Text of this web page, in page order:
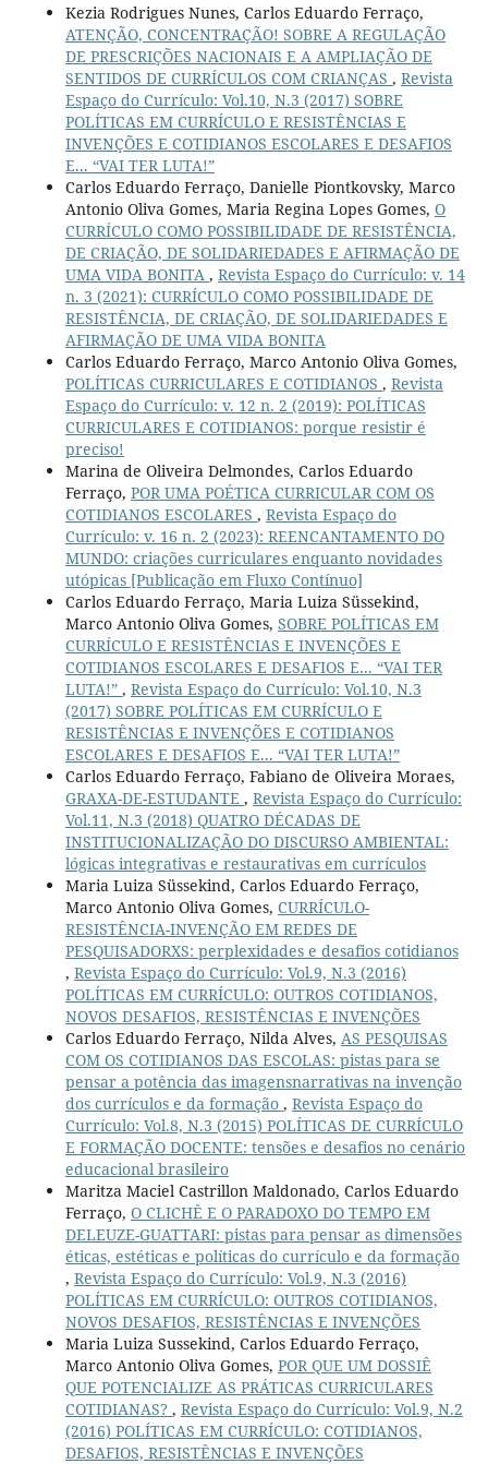
Kezia Rodrigues Nunes, Carlos Eduardo Ferraço,
ATENÇÃO, CONCENTRAÇÃO! SOBRE A REGULAÇÃO
DE PRESCRIÇÕES NACIONAIS E A AMPLIAÇÃO DE
SENTIDOS DE CURRÍCULOS COM CRIANÇAS , Revista
Espaço do Currículo: Vol.10, N.3 (2017) SOBRE
POLÍTICAS EM CURRÍCULO E RESISTÊNCIAS E
INVENÇÕES E COTIDIANOS ESCOLARES E DESAFIOS
E... “VAI TER LUTA!”
Carlos Eduardo Ferraço, Danielle Piontkovsky, Marco
Antonio Oliva Gomes, Maria Regina Lopes Gomes, O
CURRÍCULO COMO POSSIBILIDADE DE RESISTÊNCIA,
DE CRIAÇÃO, DE SOLIDARIEDADES E AFIRMAÇÃO DE
UMA VIDA BONITA , Revista Espaço do Currículo: v. 14
n. 3 (2021): CURRÍCULO COMO POSSIBILIDADE DE
RESISTÊNCIA, DE CRIAÇÃO, DE SOLIDARIEDADES E
AFIRMAÇÃO DE UMA VIDA BONITA
Carlos Eduardo Ferraço, Marco Antonio Oliva Gomes,
POLÍTICAS CURRICULARES E COTIDIANOS , Revista
Espaço do Currículo: v. 12 n. 2 (2019): POLÍTICAS
CURRICULARES E COTIDIANOS: porque resistir é
preciso!
Marina de Oliveira Delmondes, Carlos Eduardo
Ferraço, POR UMA POÉTICA CURRICULAR COM OS
COTIDIANOS ESCOLARES , Revista Espaço do
Currículo: v. 16 n. 2 (2023): REENCANTAMENTO DO
MUNDO: criações curriculares enquanto novidades
utópicas [Publicação em Fluxo Contínuo]
Carlos Eduardo Ferraço, Maria Luiza Süssekind,
Marco Antonio Oliva Gomes, SOBRE POLÍTICAS EM
CURRÍCULO E RESISTÊNCIAS E INVENÇÕES E
COTIDIANOS ESCOLARES E DESAFIOS E... “VAI TER
LUTA!” , Revista Espaço do Currículo: Vol.10, N.3
(2017) SOBRE POLÍTICAS EM CURRÍCULO E
RESISTÊNCIAS E INVENÇÕES E COTIDIANOS
ESCOLARES E DESAFIOS E... “VAI TER LUTA!”
Carlos Eduardo Ferraço, Fabiano de Oliveira Moraes,
GRAXA-DE-ESTUDANTE , Revista Espaço do Currículo:
Vol.11, N.3 (2018) QUATRO DÉCADAS DE
INSTITUCIONALIZAÇÃO DO DISCURSO AMBIENTAL:
lógicas integrativas e restaurativas em currículos
Maria Luiza Süssekind, Carlos Eduardo Ferraço,
Marco Antonio Oliva Gomes, CURRÍCULO-
RESISTÊNCIA-INVENÇÃO EM REDES DE
PESQUISADORXS: perplexidades e desafios cotidianos
, Revista Espaço do Currículo: Vol.9, N.3 (2016)
POLÍTICAS EM CURRÍCULO: OUTROS COTIDIANOS,
NOVOS DESAFIOS, RESISTÊNCIAS E INVENÇÕES
Carlos Eduardo Ferraço, Nilda Alves, AS PESQUISAS
COM OS COTIDIANOS DAS ESCOLAS: pistas para se
pensar a potência das imagensnarrativas na invenção
dos currículos e da formação , Revista Espaço do
Currículo: Vol.8, N.3 (2015) POLÍTICAS DE CURRÍCULO
E FORMAÇÃO DOCENTE: tensões e desafios no cenário
educacional brasileiro
Maritza Maciel Castrillon Maldonado, Carlos Eduardo
Ferraço, O CLICHÊ E O PARADOXO DO TEMPO EM
DELEUZE-GUATTARI: pistas para pensar as dimensões
éticas, estéticas e políticas do currículo e da formação
, Revista Espaço do Currículo: Vol.9, N.3 (2016)
POLÍTICAS EM CURRÍCULO: OUTROS COTIDIANOS,
NOVOS DESAFIOS, RESISTÊNCIAS E INVENÇÕES
Maria Luiza Sussekind, Carlos Eduardo Ferraço,
Marco Antonio Oliva Gomes, POR QUE UM DOSSIÊ
QUE POTENCIALIZE AS PRÁTICAS CURRICULARES
COTIDIANAS? , Revista Espaço do Currículo: Vol.9, N.2
(2016) POLÍTICAS EM CURRÍCULO: COTIDIANOS,
DESAFIOS, RESISTÊNCIAS E INVENÇÕES